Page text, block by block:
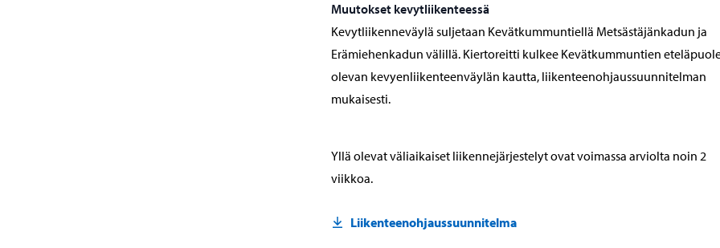
Muutokset kevytliikenteessä
Kevytliikenneväylä suljetaan Kevätkummuntiellä Metsästäjänkadun ja
Erämiehenkadun välillä. Kiertoreitti kulkee Kevätkummuntien
olevan kevyenliikenteenväylän kautta, liikenteenohjaussuunnitelman
mukaisesti.
Yllä olevat väliaikaiset liikennejärjestelyt ovat voimassa arviolta noin 2
viikkoa.
Liikenteenohjaussuunnitelma